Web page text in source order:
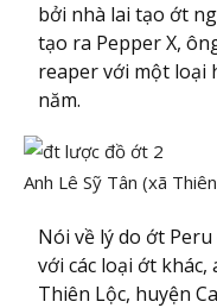
bởi nhà lai tạo ớt
tạo ra Pepper X,
reaper với một loại
năm.
Anh Lê Sỹ Tân (xã
Nói về lý do ớt
với các loại ớt khác,
Thiên Lộc, huyện